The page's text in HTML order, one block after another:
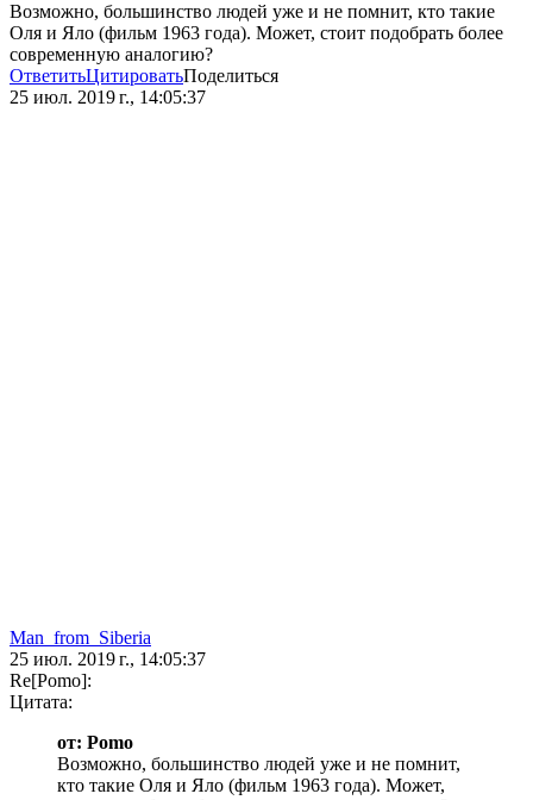
Возможно, большинство людей уже и не помнит, кто такие
Оля и Яло (фильм 1963 года). Может, стоит подобрать более
современную аналогию?
ОтветитьЦитироватьПоделиться
25 июл. 2019 г., 14:05:37
Man_from_Siberia
25 июл. 2019 г., 14:05:37
Re[Pomo]:
Цитата:
от: Pomo
Возможно, большинство людей уже и не помнит,
кто такие Оля и Яло (фильм 1963 года). Может,